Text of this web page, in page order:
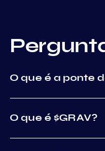
O que é a ponte
O que é $GRAV?